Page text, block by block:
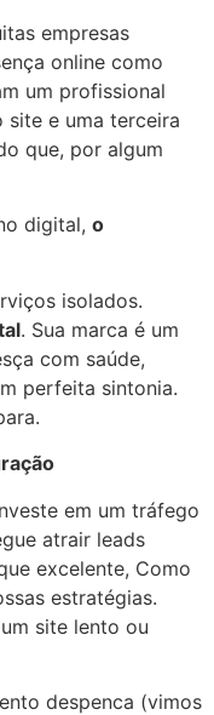
empresas
online como
um profissional
site e uma terceira
que, por algum
digital, o
isolados.
. Sua marca é um
com saúde,
perfeita sintonia.
em um tráfego
atrair leads
excelente, Como
estratégias.
site lento ou
despenca (vimos